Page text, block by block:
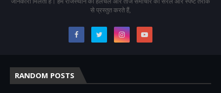
से प्रस्तुत करते हैं,
RANDOM POSTS